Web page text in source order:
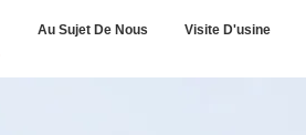
Au Sujet De Nous Visite D'usine